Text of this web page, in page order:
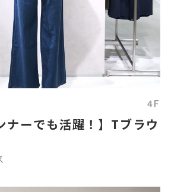
4F
ナーでも活躍！】Tブラウ